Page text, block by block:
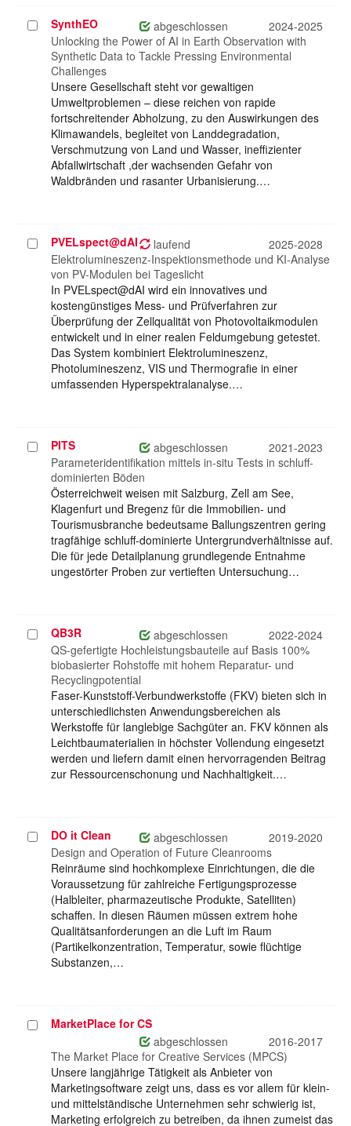
Projekt
auswählen
SynthEO abgeschlossen
2024-2025
Unlocking the Power of AI in Earth Observation with
Synthetic Data to Tackle Pressing Environmental
Challenges
Unsere Gesellschaft steht vor gewaltigen
Umweltproblemen – diese reichen von rapide
fortschreitender Abholzung, zu den Auswirkungen des
Klimawandels, begleitet von Landdegradation,
Verschmutzung von Land und Wasser, ineffizienter
Abfallwirtschaft ,der wachsenden Gefahr von
Waldbränden und rasanter Urbanisierung.…
Projekt
auswählen
PVELspect@dAI laufend
2025-2028
Elektrolumineszenz-Inspektionsmethode und KI-Analyse
von PV-Modulen bei Tageslicht
In PVELspect@dAI wird ein innovatives und
kostengünstiges Mess- und Prüfverfahren zur
Überprüfung der Zellqualität von Photovoltaikmodulen
entwickelt und in einer realen Feldumgebung getestet.
Das System kombiniert Elektrolumineszenz,
Photolumineszenz, VIS und Thermografie in einer
umfassenden Hyperspektralanalyse.…
Projekt
auswählen
PITS abgeschlossen
2021-2023
Parameteridentifikation mittels in-situ Tests in schluff-
dominierten Böden
Österreichweit weisen mit Salzburg, Zell am See,
Klagenfurt und Bregenz für die Immobilien- und
Tourismusbranche bedeutsame Ballungszentren gering
tragfähige schluff-dominierte Untergrundverhältnisse auf.
Die für jede Detailplanung grundlegende Entnahme
ungestörter Proben zur vertieften Untersuchung…
Projekt
auswählen
QB3R abgeschlossen
2022-2024
QS-gefertigte Hochleistungsbauteile auf Basis 100%
biobasierter Rohstoffe mit hohem Reparatur- und
Recyclingpotential
Faser-Kunststoff-Verbundwerkstoffe (FKV) bieten sich in
unterschiedlichsten Anwendungsbereichen als
Werkstoffe für langlebige Sachgüter an. FKV können als
Leichtbaumaterialien in höchster Vollendung eingesetzt
werden und liefern damit einen hervorragenden Beitrag
zur Ressourcenschonung und Nachhaltigkeit.…
Projekt
auswählen
DO it Clean abgeschlossen
2019-2020
Design and Operation of Future Cleanrooms
Reinräume sind hochkomplexe Einrichtungen, die die
Voraussetzung für zahlreiche Fertigungsprozesse
(Halbleiter, pharmazeutische Produkte, Satelliten)
schaffen. In diesen Räumen müssen extrem hohe
Qualitätsanforderungen an die Luft im Raum
(Partikelkonzentration, Temperatur, sowie flüchtige
Substanzen,…
ProjektMarketPlace for CS
abgeschlossen
2016-2017
The Market Place for Creative Services (MPCS)
Unsere langjährige Tätigkeit als Anbieter von
Marketingsoftware zeigt uns, dass es vor allem für klein-
und mittelständische Unternehmen sehr schwierig ist,
Marketing erfolgreich zu betreiben, da ihnen zumeist das